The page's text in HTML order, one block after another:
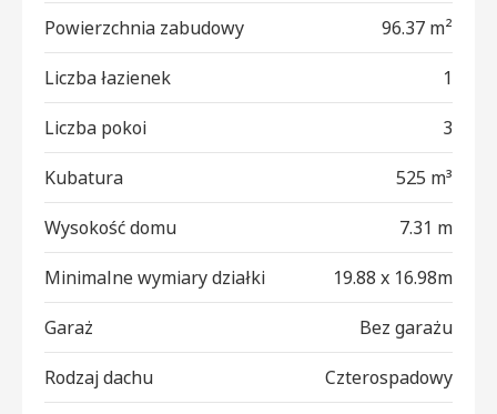
Powierzchnia zabudowy 96.37 m²
Liczba łazienek 1
Liczba pokoi 3
Kubatura 525 m³
Wysokość domu 7.31 m
Minimalne wymiary działki 19.88 x 16.98m
Garaż Bez garażu
Rodzaj dachu Czterospadowy